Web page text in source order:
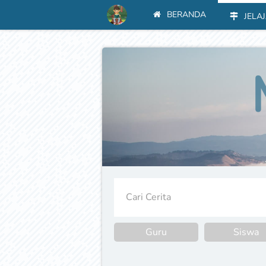
BERANDA
Cari Cerita
Guru Siswa